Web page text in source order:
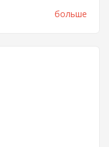
больше